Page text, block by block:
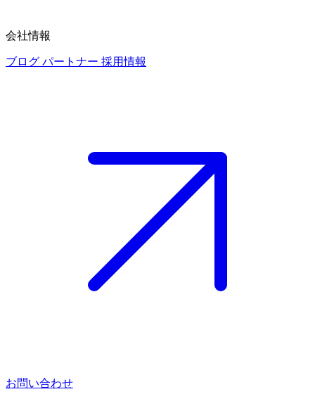
会社情報
ブログ パートナー 採用情報
お問い合わせ